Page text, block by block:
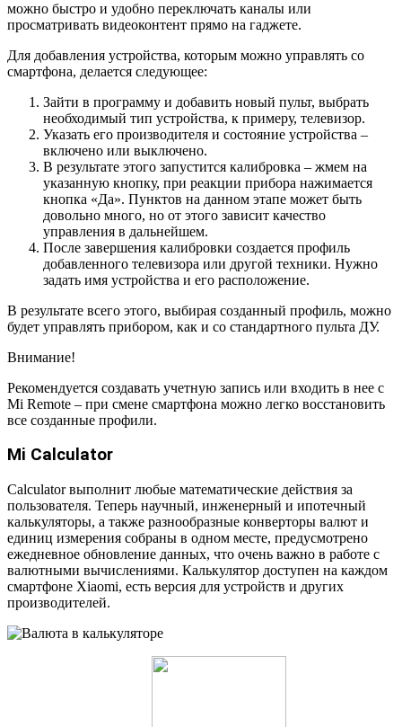
можно быстро и удобно переключать каналы или
просматривать видеоконтент прямо на гаджете.
Для добавления устройства, которым можно управлять со
смартфона, делается следующее:
Зайти в программу и добавить новый пульт, выбрать
необходимый тип устройства, к примеру, телевизор.
Указать его производителя и состояние устройства –
включено или выключено.
В результате этого запустится калибровка – жмем на
указанную кнопку, при реакции прибора нажимается
кнопка «Да». Пунктов на данном этапе может быть
довольно много, но от этого зависит качество
управления в дальнейшем.
После завершения калибровки создается профиль
добавленного телевизора или другой техники. Нужно
задать имя устройства и его расположение.
В результате всего этого, выбирая созданный профиль, можно
будет управлять прибором, как и со стандартного пульта ДУ.
Внимание!
Рекомендуется создавать учетную запись или входить в нее с
Mi Remote – при смене смартфона можно легко восстановить
все созданные профили.
Mi Calculator
Calculator выполнит любые математические действия за
пользователя. Теперь научный, инженерный и ипотечный
калькуляторы, а также разнообразные конверторы валют и
единиц измерения собраны в одном месте, предусмотрено
ежедневное обновление данных, что очень важно в работе с
валютными вычислениями. Калькулятор доступен на каждом
смартфоне Xiaomi, есть версия для устройств и других
производителей.